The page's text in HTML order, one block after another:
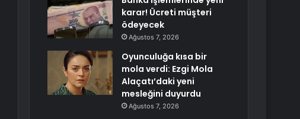
karar! Ücreti müşteri
ödeyecek
Ağustos 7, 2026
Oyunculuğa kısa bir
mola verdi: Ezgi Mola
Alaçatı’daki yeni
mesleğini duyurdu
Ağustos 7, 2026